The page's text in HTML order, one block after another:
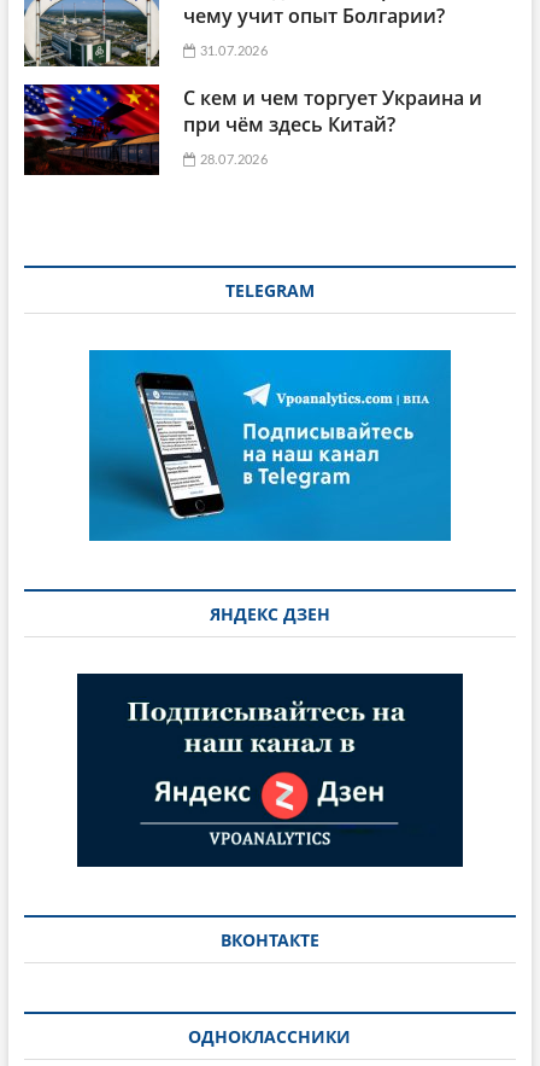
чему учит опыт Болгарии?
31.07.2026
С кем и чем торгует Украина и
при чём здесь Китай?
28.07.2026
TELEGRAM
ЯНДЕКС ДЗЕН
ВКОНТАКТЕ
ОДНОКЛАССНИКИ